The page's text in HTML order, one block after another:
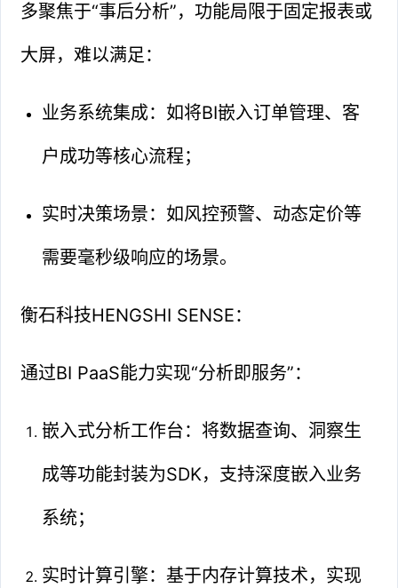
多聚焦于“事后分析”，功能局限于固定报表或
大屏，难以满足：
业务系统集成：如将BI嵌入订单管理、客
户成功等核心流程；
实时决策场景：如风控预警、动态定价等
需要毫秒级响应的场景。
衡石科技HENGSHI SENSE：
通过BI PaaS能力实现“分析即服务”：
嵌入式分析工作台：将数据查询、洞察生
成等功能封装为SDK，支持深度嵌入业务
系统；
实时计算引擎：基于内存计算技术，实现